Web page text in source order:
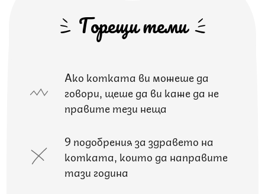
Горещи теми
Ако котката ви можеше да
говори, щеше да ви каже да не
правите тези неща
9 подобрения за здравето на
котката, които да направите
тази година